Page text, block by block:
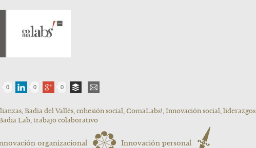
0 0 0
, Badia del Vallès, cohesión social, ComaLabs!, Innovación social, liderazgos
Lab, trabajo colaborativo
organizacional Innovación personal